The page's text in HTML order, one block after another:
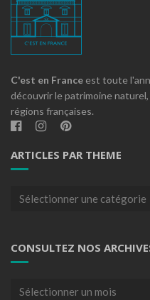
C'est en France est toute
découvrir le patrimoine
régions françaises.
ARTICLES PAR THEME
Articles
CONSULTEZ NOS
Consultez